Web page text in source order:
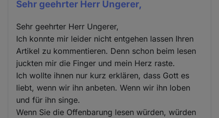
Sehr geehrter Herr Ungerer,
Sehr geehrter Herr Ungerer,
Ich konnte mir leider nicht entgehen lassen Ihren
Artikel zu kommentieren. Denn schon beim lesen
juckten mir die Finger und mein Herz raste.
Ich wollte ihnen nur kurz erklären, dass Gott es
liebt, wenn wir ihn anbeten. Wenn wir ihn loben
und für ihn singe.
Wenn Sie die Offenbarung lesen würden, würden